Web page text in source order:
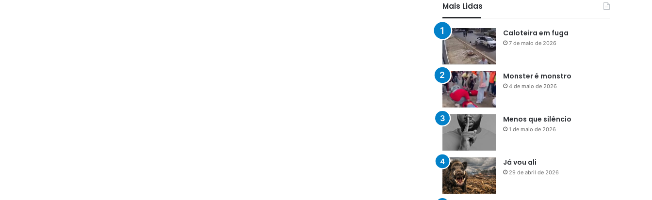
Mais Lidas
Caloteira em fuga
7 de maio de 2026
Monster é monstro
4 de maio de 2026
Menos que silêncio
1 de maio de 2026
Já vou ali
29 de abril de 2026